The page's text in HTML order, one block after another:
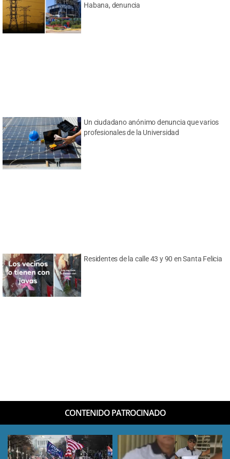
Habana, denuncia
Un ciudadano anónimo denuncia que varios
profesionales de la Universidad
Residentes de la calle 43 y 90 en Santa Felicia
CONTENIDO PATROCINADO